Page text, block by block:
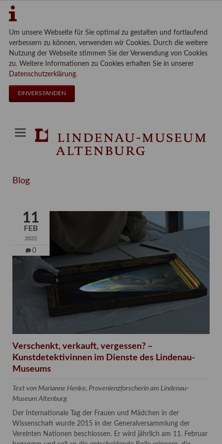
Um unsere Webseite für Sie optimal zu gestalten und fortlaufend
verbessern zu können, verwenden wir Cookies. Durch die weitere
Nutzung der Webseite stimmen Sie der Verwendung von Cookies
zu. Weitere Informationen zu Cookies erhalten Sie in unserer
Datenschutzerklärung.
EINVERSTANDEN
Blog
11
FEB
2022
0
Verschenkt, verkauft, vergessen? –
Kunstdetektivinnen im Dienste des Lindenau-
Museums
Text von Marianne Henke, Provenienzforscherin am Lindenau-
Museum Altenburg
Der Internationale Tag der Frauen und Mädchen in der
Wissenschaft wurde 2015 in der Generalversammlung der
Vereinten Nationen beschlossen. Er wird jährlich am 11. Februar